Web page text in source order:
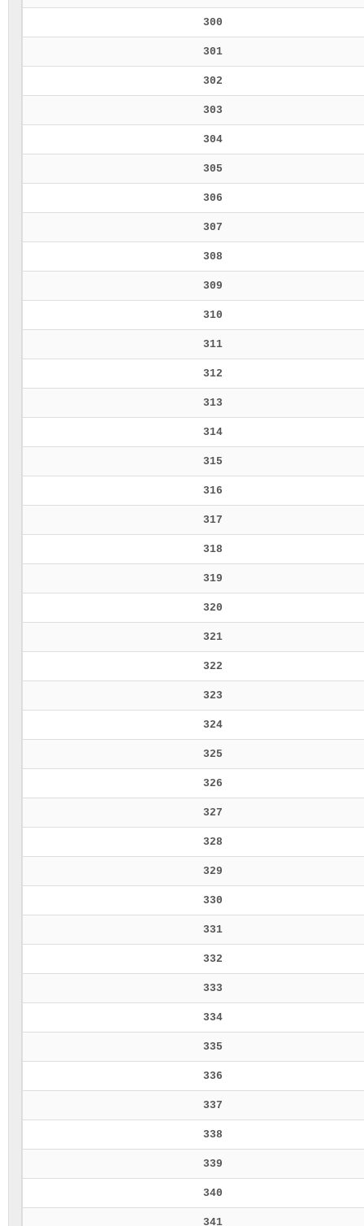
300
301
302
303
304
305
306
307
308
309
310
311
312
313
314
315
316
317
318
319
320
321
322
323
324
325
326
327
328
329
330
331
332
333
334
335
336
337
338
339
340
341